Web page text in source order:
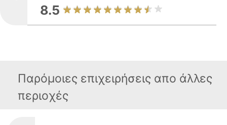
8.5
Παρόμοιες επιχειρήσεις απο άλλες
περιοχές